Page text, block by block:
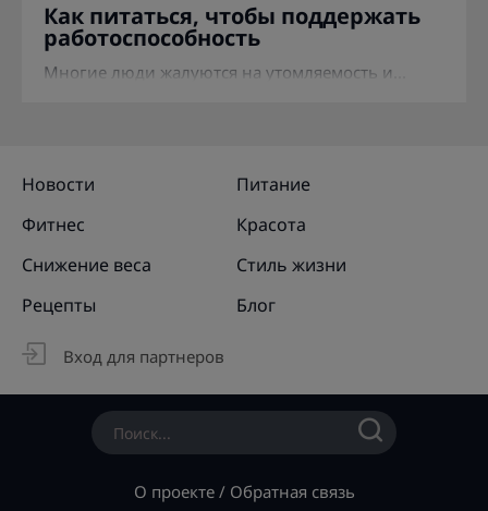
Как питаться, чтобы поддержать
работоспособность
Многие люди жалуются на утомляемость и...
Новости
Питание
Фитнес
Красота
Снижение веса
Стиль жизни
Рецепты
Блог
Вход для партнеров
О проекте/ Обратная связь